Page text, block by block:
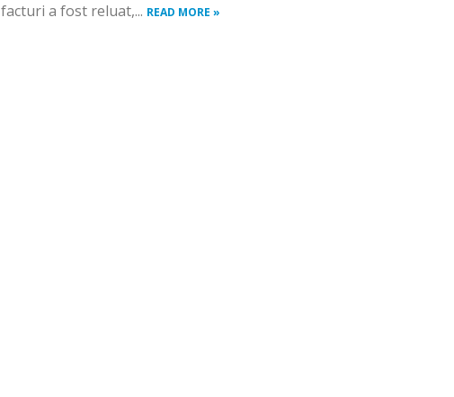
facturi a fost reluat,... READ MORE »